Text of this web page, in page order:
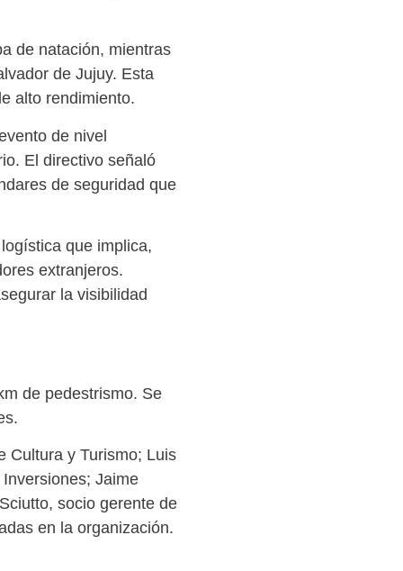
de natación, mientras
de Jujuy. Esta
alto rendimiento.
de nivel
El directivo señaló
de seguridad que
que implica,
extranjeros.
la visibilidad
de pedestrismo. Se
Cultura y Turismo; Luis
Jaime
socio gerente de
en la organización.